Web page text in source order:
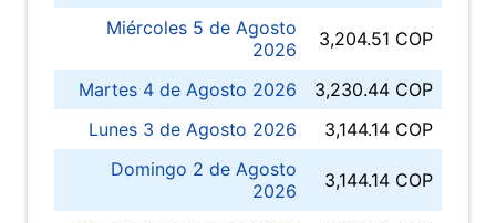
Miércoles 5 de Agosto
2026
3,204.51 COP
Martes 4 de Agosto 2026
3,230.44 COP
Lunes 3 de Agosto 2026
3,144.14 COP
Domingo 2 de Agosto
2026
3,144.14 COP